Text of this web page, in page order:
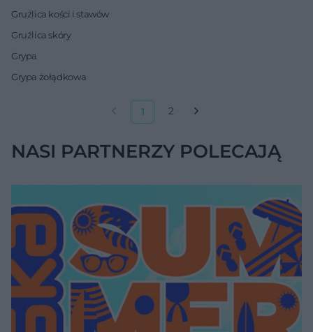
Gruźlica kości i stawów
Gruźlica skóry
Grypa
Grypa żołądkowa
1 2
NASI PARTNERZY POLECAJĄ